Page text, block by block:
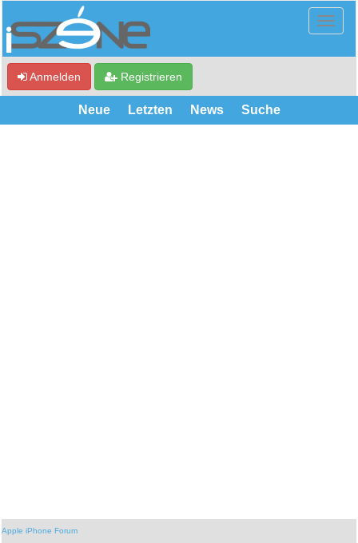
Anmelden Registrieren
Neue Letzten News Suche
Apple iPhone Forum